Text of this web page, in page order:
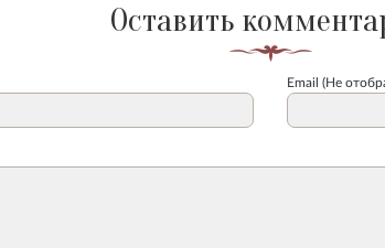
Оставить
Email (Не